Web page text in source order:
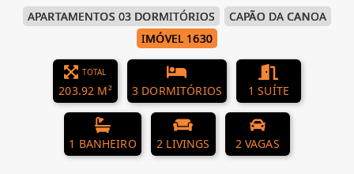
APARTAMENTOS 03 DORMITÓRIOS
CAPÃO DA CANOA
IMÓVEL 1630
TOTAL
203.92 M² 3 DORMITÓRIOS 1 SUÍTE
1 BANHEIRO 2 LIVINGS 2 VAGAS